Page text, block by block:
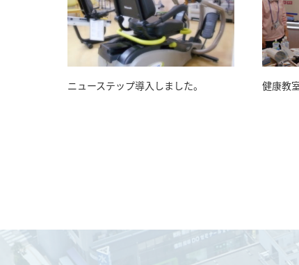
ニューステップ導入しました。 健康教